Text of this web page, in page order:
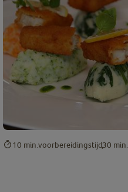
10 min.voorbereidingstijd30 min.